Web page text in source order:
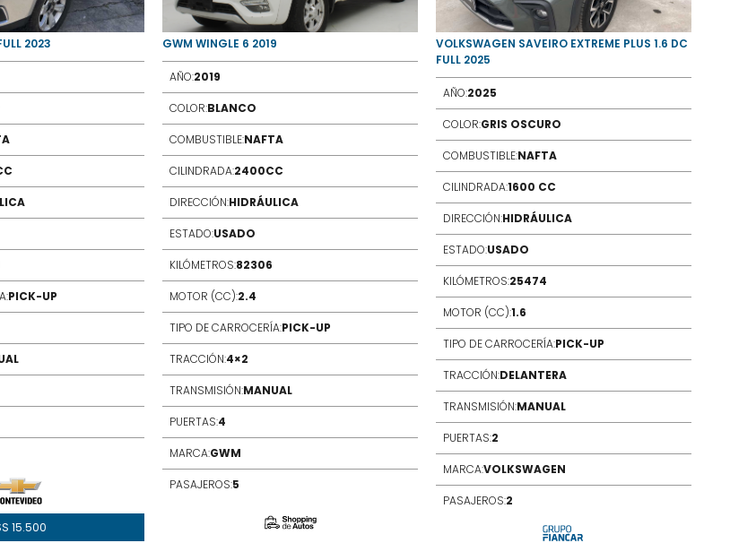
2023
PICK-UP
15.500
GWM WINGLE 6 2019
AÑO:2019
COLOR:BLANCO
COMBUSTIBLE:NAFTA
CILINDRADA:2400CC
DIRECCIÓN:HIDRÁULICA
ESTADO:USADO
KILÓMETROS:82306
MOTOR (CC):2.4
TIPO DE CARROCERÍA:PICK-UP
TRACCIÓN:4×2
TRANSMISIÓN:MANUAL
PUERTAS:4
MARCA:GWM
PASAJEROS:5
VOLKSWAGEN SAVEIRO EXTREME PLUS 1.6 DC
FULL 2025
AÑO:2025
COLOR:GRIS OSCURO
COMBUSTIBLE:NAFTA
CILINDRADA:1600 CC
DIRECCIÓN:HIDRÁULICA
ESTADO:USADO
KILÓMETROS:25474
MOTOR (CC):1.6
TIPO DE CARROCERÍA:PICK-UP
TRACCIÓN:DELANTERA
TRANSMISIÓN:MANUAL
PUERTAS:2
MARCA:VOLKSWAGEN
PASAJEROS:2